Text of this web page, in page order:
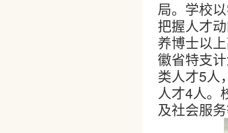
局。学校
把握人才
养博士以
徽省特支
类人才5人
人才4人。
及社会服